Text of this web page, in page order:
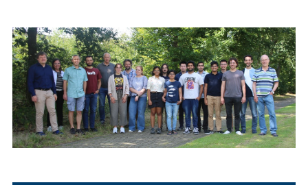
Galerie der Teammitglieder IAS-